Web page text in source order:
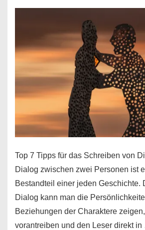
Top 7 Tipps für das Schreiben von
Dialog zwischen zwei Personen ist
Bestandteil einer jeden Geschichte.
Dialog kann man die
Beziehungen der Charaktere
vorantreiben und den Leser direkt